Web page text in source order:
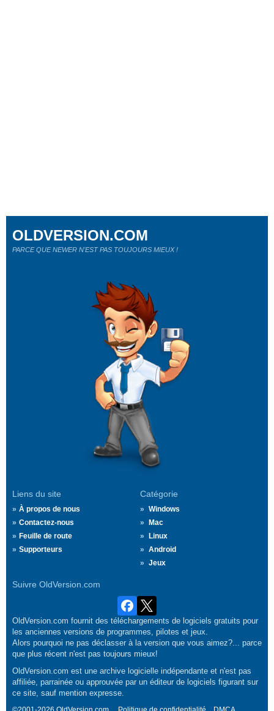
Liens du site
À propos de nous
Contactez-nous
Feuille de route
Supporteurs
Catégorie
Windows
Mac
Linux
Android
Jeux
Suivre OldVersion.com
OLDVERSION.COM
PARCE QUE NEWER N'EST PAS TOUJOURS MIEUX !
OldVersion.com fournit des téléchargements de logiciels gratuits pour
les anciennes versions de programmes, pilotes et jeux.
Alors pourquoi ne pas déclasser à la version que vous aimez?... parce
que plus récent n'est pas toujours mieux!
OldVersion.com est une archive logicielle indépendante et n'est pas
affiliée, parrainée ou approuvée par un éditeur de logiciels figurant sur
ce site, sauf mention expresse.